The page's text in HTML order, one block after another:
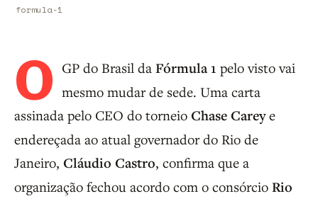
formula-1
O GP do Brasil da Fórmula 1 pelo visto vai
mesmo mudar de sede. Uma carta
assinada pelo CEO do torneio Chase Careye
endereçada ao atual governador do Rio de
Janeiro, Cláudio Castro, confirma que a
organização fechou acordo com o consórcio Rio